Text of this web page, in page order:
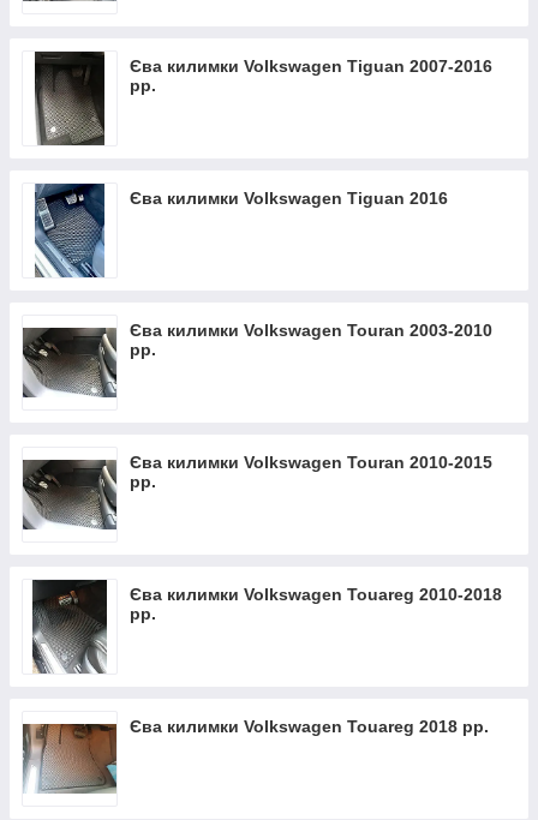
Єва килимки Volkswagen Tiguan 2007-2016
рр.
Єва килимки Volkswagen Tiguan 2016
Єва килимки Volkswagen Touran 2003-2010
рр.
Єва килимки Volkswagen Touran 2010-2015
рр.
Єва килимки Volkswagen Touareg 2010-2018
рр.
Єва килимки Volkswagen Touareg 2018 рр.